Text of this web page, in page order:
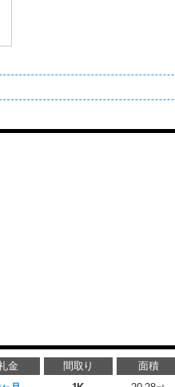
金 間取り 面積